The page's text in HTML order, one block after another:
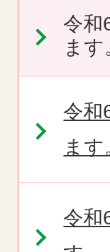
令和
ます
令和
ます
令和